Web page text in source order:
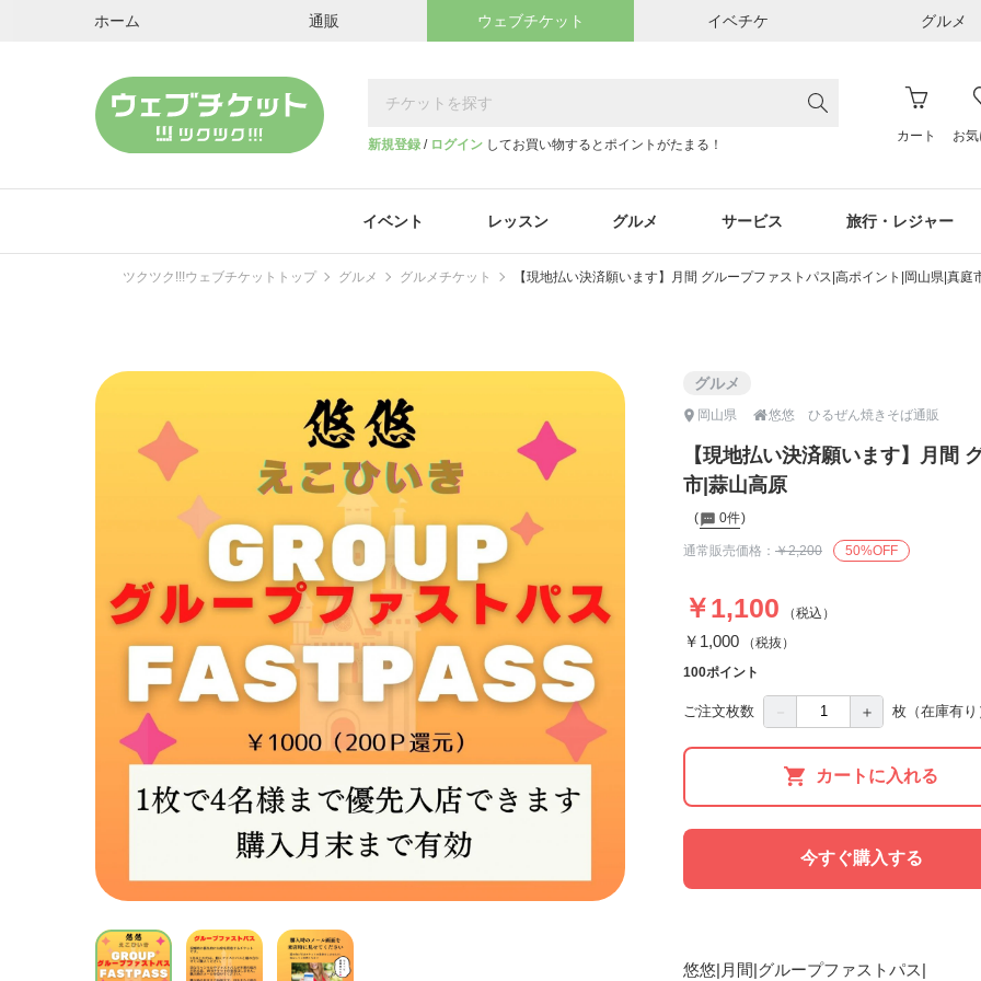
ホーム 通販 ウェブチケット イベチケ グルメ
新規登録 / ログイン してお買い物するとポイントがたまる！
カート お
イベント レッスン グルメ サービス 旅行・レジャー
ツクツク!!!ウェブチケットトップ グルメ グルメチケット 【現地払い決済願います】月間 グループファストパス|高ポイント|岡山県|真庭
グルメ
岡山県 悠悠 ひるぜん焼きそば通販
【現地払い決済願います】月間
市|蒜山高原
0件
通常販売価格： ￥2,200 50%OFF
￥1,100 （税込）
￥1,000 （税抜）
100ポイント
ご注文枚数 ＋ 枚 （在庫有
カートに入れる
今すぐ購入する
悠悠|月間|グループファストパス|